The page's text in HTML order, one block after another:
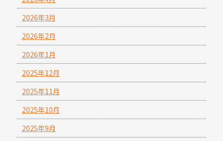
2026年3月
2026年2月
2026年1月
2025年12月
2025年11月
2025年10月
2025年9月